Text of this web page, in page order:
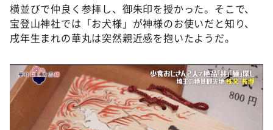
横並びで仲良く参拝し、御朱印を授かった。そこで、
宝登山神社では「お犬様」が神様のお使いだと知り、
戌年生まれの華丸は突然親近感を抱いたようだ。